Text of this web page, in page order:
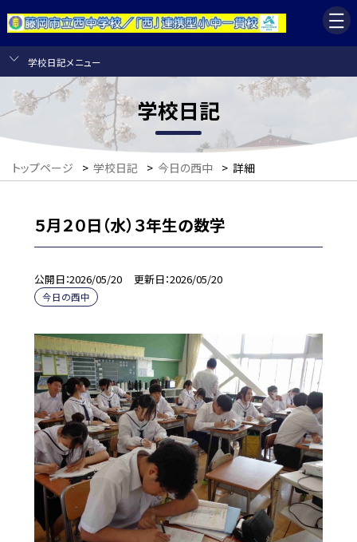
学校日記メニュー
学校日記
トップページ > 学校日記 > 今日の西中 > 詳細
５月２０日（水）３年生の数学
公開日 2026/05/20 更新日 2026/05/20
今日の西中